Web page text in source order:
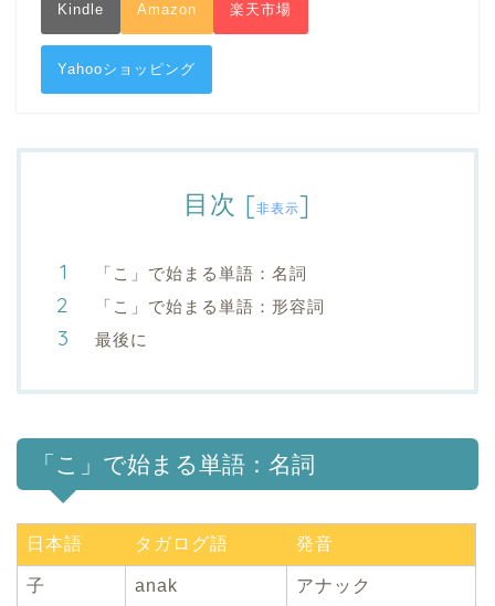
Kindle Amazon 楽天市場
Yahooショッピング
目次 [非表示]
「こ」で始まる単語：名詞
「こ」で始まる単語：形容詞
最後に
「こ」で始まる単語：名詞
日本語 タガログ語 発音
子 anak アナック